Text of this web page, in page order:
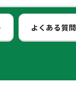
よくある質問